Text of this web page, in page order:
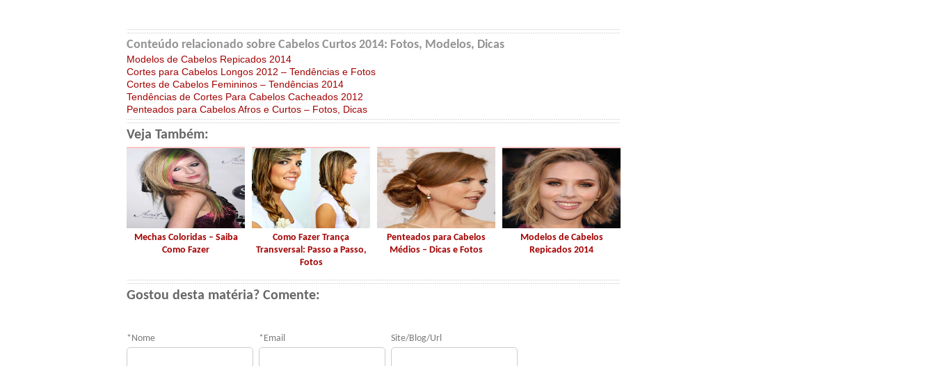
Conteúdo relacionado sobre Cabelos Curtos 2014: Fotos, Modelos, Dicas
Modelos de Cabelos Repicados 2014
Cortes para Cabelos Longos 2012 – Tendências e Fotos
Cortes de Cabelos Femininos – Tendências 2014
Tendências de Cortes Para Cabelos Cacheados 2012
Penteados para Cabelos Afros e Curtos – Fotos, Dicas
Veja Também:
Mechas Coloridas – Saiba
Como Fazer
Como Fazer Trança
Transversal: Passo a Passo,
Fotos
Penteados para Cabelos
Médios – Dicas e Fotos
Modelos de Cabelos
Repicados 2014
Gostou desta matéria? Comente:
* Nome * Email Site/Blog/Url